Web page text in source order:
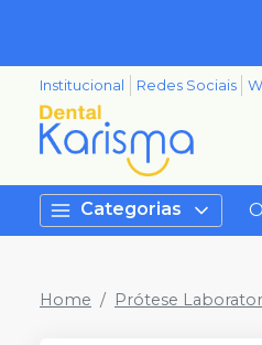
Institucional Redes Sociais
Categorias
Home Prótese